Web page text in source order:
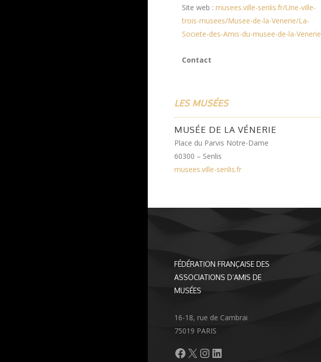
Site web : musees.ville-senlis.fr/Une-ville-
trois-musees/Musee-de-la-Venerie/La-
Societe-des-Amis-du-musee-de-la-Venerie
Contact
LES MUSÉES
MUSÉE DE LA VÉNERIE
Place du Parvis Notre-Dame
60300 – Senlis
musees.ville-senlis.fr
FÉDÉRATION FRANÇAISE DES
ASSOCIATIONS D’AMIS DE
MUSÉES
16-18, rue de Cambrai
75019 PARIS
Facebook
X Instagram
LinkedIn